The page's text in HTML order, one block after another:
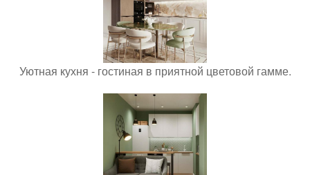
Уютная кухня - гостиная в приятной цветовой гамме.